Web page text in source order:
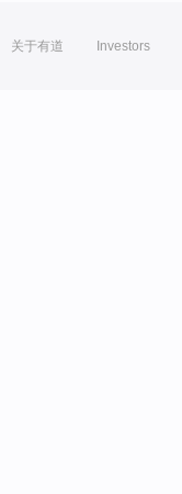
关于有道 Investors